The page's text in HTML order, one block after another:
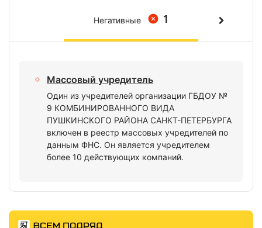
1
Негативные
Массовый учредитель
Один из учредителей организации ГБДОУ №
9 КОМБИНИРОВАННОГО ВИДА
ПУШКИНСКОГО РАЙОНА САНКТ-ПЕТЕРБУРГА
включен в реестр массовых учредителей по
данным ФНС. Он является учредителем
более 10 действующих компаний.